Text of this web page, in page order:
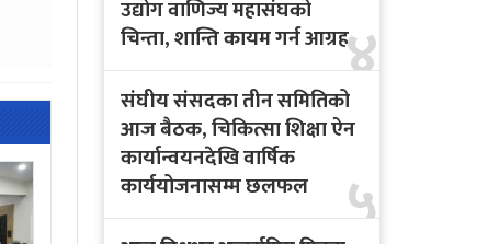
४
उद्योग वाणिज्य महासंघको
चिन्ता, शान्ति कायम गर्न आग्रह
५
संघीय संसदका तीन समितिको
आज बैठक, चिकित्सा शिक्षा ऐन
कार्यान्वयनदेखि वार्षिक
कार्ययोजनासम्म छलफल